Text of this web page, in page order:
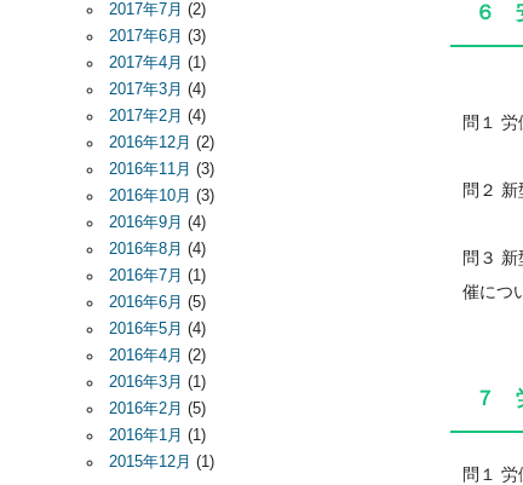
６
問１
問２
問３
催につ
７
問１
2017年7月 (2)
2017年6月 (3)
2017年4月 (1)
2017年3月 (4)
2017年2月 (4)
2016年12月 (2)
2016年11月 (3)
2016年10月 (3)
2016年9月 (4)
2016年8月 (4)
2016年7月 (1)
2016年6月 (5)
2016年5月 (4)
2016年4月 (2)
2016年3月 (1)
2016年2月 (5)
2016年1月 (1)
2015年12月 (1)